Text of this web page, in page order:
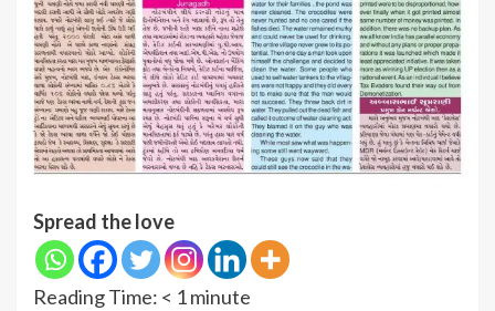
Spread the love
Reading Time: < 1minute